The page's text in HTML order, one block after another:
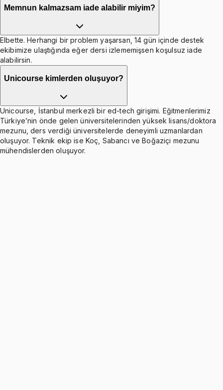
Memnun kalmazsam iade alabilir miyim?
Elbette. Herhangi bir problem yaşarsan, 14 gün içinde destek
ekibimize ulaştığında eğer dersi izlememişsen koşulsuz iade
alabilirsin.
Unicourse kimlerden oluşuyor?
Unicourse, İstanbul merkezli bir ed-tech girişimi. Eğitmenlerimiz
Türkiye’nin önde gelen üniversitelerinden yüksek lisans/doktora
mezunu, ders verdiği üniversitelerde deneyimli uzmanlardan
oluşuyor. Teknik ekip ise Koç, Sabancı ve Boğaziçi mezunu
mühendislerden oluşuyor.